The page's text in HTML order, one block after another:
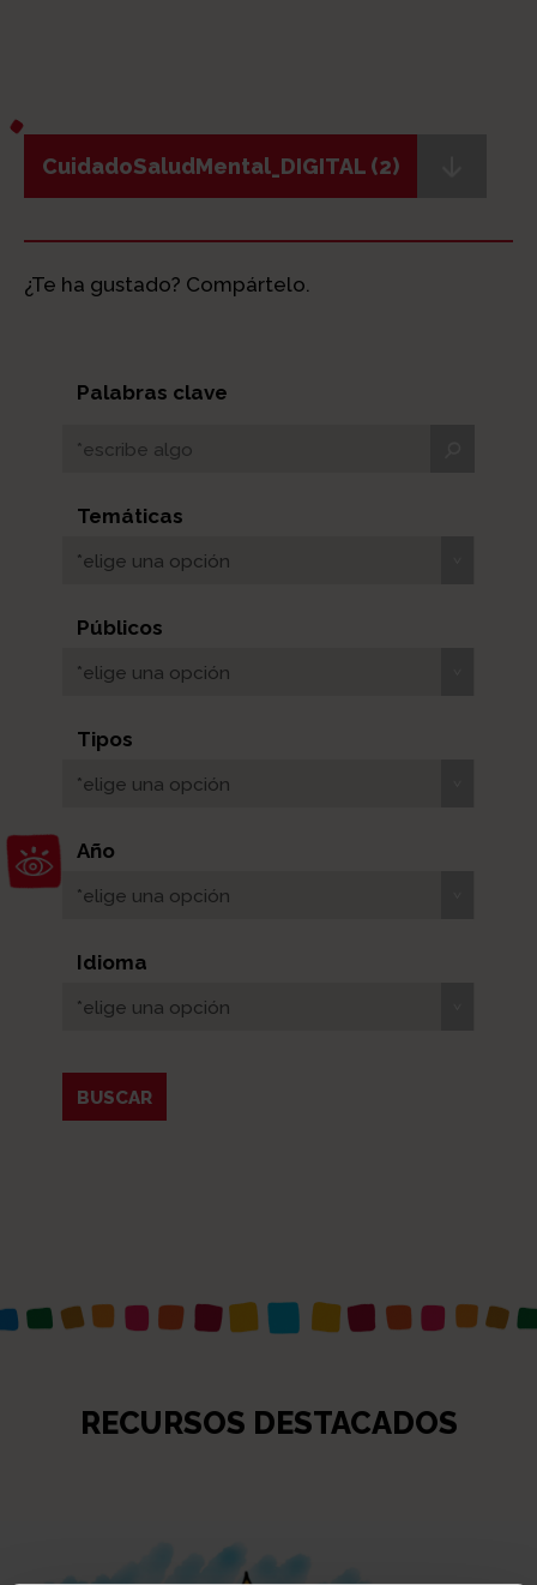
Abrir barra de herramientas
CuidadoSaludMental_DIGITAL (2)
¿Te ha gustado? Compártelo.
Palabras clave
Temáticas
*elige una opción
Públicos
*elige una opción
Tipos
*elige una opción
Año
*elige una opción
Idioma
*elige una opción
RECURSOS DESTACADOS